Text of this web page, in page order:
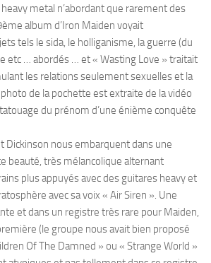
metal n’abordant que rarement des
album d’Iron Maiden voyait
tels le sida, le holliganisme, la guerre (du
etc … abordés … et « Wasting Love » traitait
les relations seulement sexuelles et la
de la pochette est extraite de la vidéo
du prénom d’une énième conquête
Dickinson nous embarquent dans une
beauté, très mélancolique alternant
plus appuyés avec des guitares heavy et
avec sa voix « Air Siren ». Une
et dans un registre très rare pour Maiden,
(le groupe nous avait bien proposé
Of The Damned » ou « Strange World »